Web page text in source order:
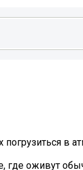
в
где оживут